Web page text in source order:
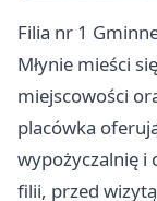
Filia nr 1
Młynie mieści
miejscowości
placówka
wypożyczalnię i
filii, przed